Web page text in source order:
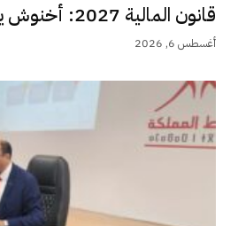
قانون المالية 2027: أخنوش يبقي على دعم...
أغسطس 6, 2026